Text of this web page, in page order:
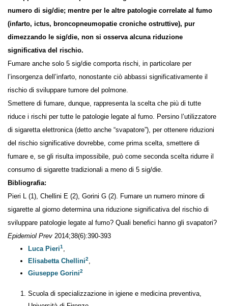
sviluppare tumore del polmone bisogna ridurre almeno del 50%
il numero di sig/die; mentre per le altre patologie correlate al
fumo (infarto, ictus, broncopneumopatie croniche ostruttive),
pur dimezzando le sig/die, non si osserva alcuna riduzione
significativa del rischio.
Fumare anche solo 5 sig/die comporta rischi, in particolare per
l’insorgenza dell’infarto, nonostante ciò abbassi significativamente il
rischio di sviluppare tumore del polmone.
Smettere di fumare, dunque, rappresenta la scelta che più di tutte
riduce i rischi per tutte le patologie legate al fumo. Persino l’utilizzatore
di sigaretta elettronica (detto anche “svapatore”), per ottenere
riduzioni del rischio significative dovrebbe, come prima scelta,
smettere di fumare e, se gli risulta impossibile, può come seconda
scelta ridurre il consumo di sigarette tradizionali a meno di 5 sig/die.
Bibliografia:
Pieri L (1), Chellini E (2), Gorini G (2). Fumare un numero minore di
sigarette al giorno determina una riduzione significativa del rischio di
sviluppare patologie legate al fumo? Quali benefici hanno gli
svapatori?Epidemiol Prev
Luca Pieri 1,
Elisabetta Chellini
Scuola di specializzazione in igiene e medicina preventiva,